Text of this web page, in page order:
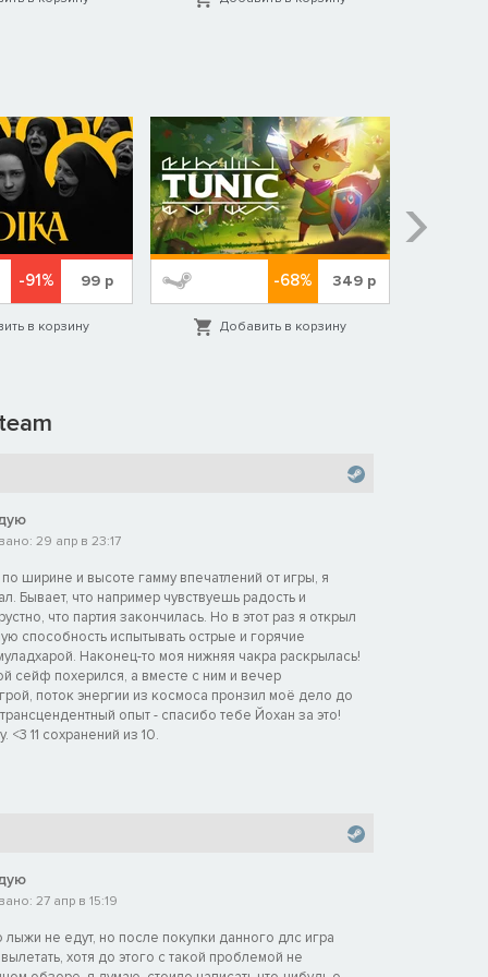
-91% 99р
в корзину
-68% 349р
Добавить в корзину
29 апр в 23:17
ширине и высоте гамму впечатлений от игры, я
Бывает, что например чувствуешь радость и
что партия закончилась. Но в этот раз я открыл
способность испытывать острые и горячие
Наконец-то моя нижняя чакра раскрылась!
сейф похерился, а вместе с ним и вечер
поток энергии из космоса пронзил моё дело до
опыт - спасибо тебе Йохан за это!
<3 11 сохранений из 10.
27 апр в 15:19
лыжи не едут, но после покупки данного длс игра
хотя до этого с такой проблемой не